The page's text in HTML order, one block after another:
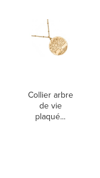
Collier arbre
de vie
plaqué...